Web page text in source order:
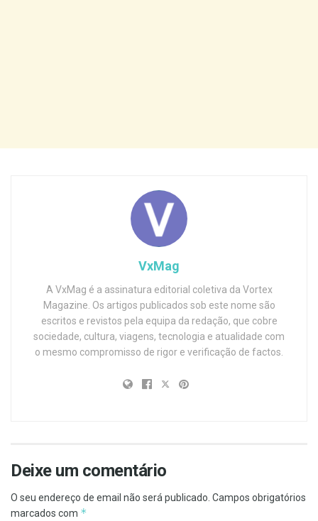
VxMag
A VxMag é a assinatura editorial coletiva da Vortex
Magazine. Os artigos publicados sob este nome são
escritos e revistos pela equipa da redação, que cobre
sociedade, cultura, viagens, tecnologia e atualidade com
o mesmo compromisso de rigor e verificação de factos.
Deixe um comentário
O seu endereço de email não será publicado. Campos obrigatórios
marcados com *